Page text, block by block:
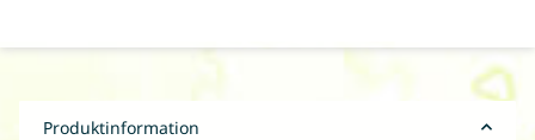
Produktinformation